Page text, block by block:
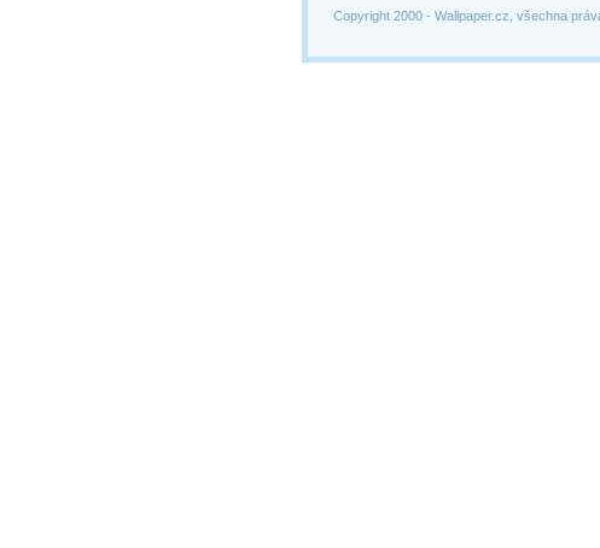
Copyright 2000 - Wallpaper.cz, všechna